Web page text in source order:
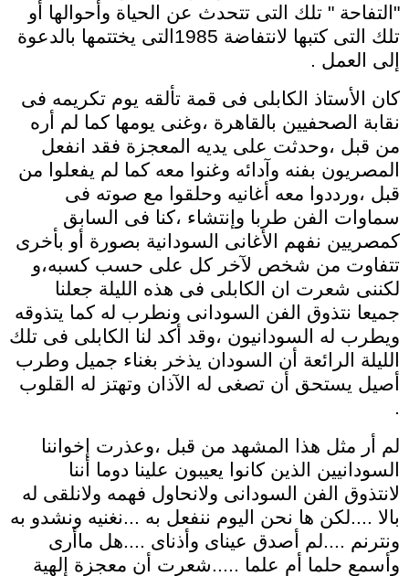
"التفاحة " تلك التى تتحدث عن الحياة وأحوالها أو
تلك التى كتبها لانتفاضة 1985التى يختتمها بالدعوة
إلى العمل .
كان الأستاذ الكابلى فى قمة تألقه يوم تكريمه فى
نقابة الصحفيين بالقاهرة ،وغنى يومها كما لم أره
من قبل ،وحدثت على يديه المعجزة فقد انفعل
المصريون بفنه وآدائه وغنوا معه كما لم يفعلوا من
قبل ،ورددوا معه أغانيه وحلقوا مع صوته فى
سماوات الفن طربا وإنتشاء ،كنا فى السابق
كمصريين نفهم الأغانى السودانية بصورة أو بأخرى
تتفاوت من شخص لآخر كل على حسب كسبه،و
لكننى شعرت ان الكابلى فى هذه الليلة جعلنا
جميعا نتذوق الفن السودانى ونطرب له كما يتذوقه
ويطرب له السودانيون ،وقد أكد لنا الكابلى فى تلك
الليلة الرائعة أن السودان يذخر بغناء جميل وطرب
أصيل يستحق أن تصغى له الآذان وتهتز له القلوب
.
لم أر مثل هذا المشهد من قبل ،وعذرت إخواننا
السودانيين الذين كانوا يعيبون علينا دوما أننا
لانتذوق الفن السودانى ولانحاول فهمه ولانلقى له
بالا ....لكن ها نحن اليوم ننفعل به ...نغنيه ونشدو به
ونترنم ....لم أصدق عيناى وأذناى ....هل ماأرى
وأسمع حلما أم علما .....شعرت أن معجزة إلهية